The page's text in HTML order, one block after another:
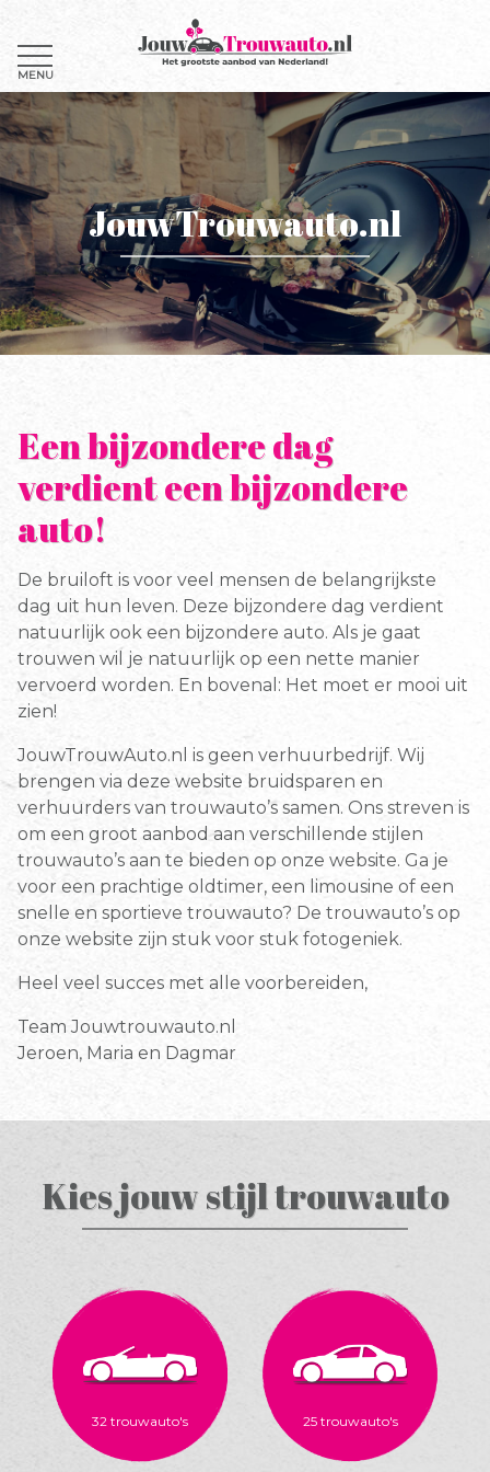
MENU
JouwTrouwauto.nl
Een bijzondere dag
verdient een bijzondere
auto!
De bruiloft is voor veel mensen de belangrijkste
dag uit hun leven. Deze bijzondere dag verdient
natuurlijk ook een bijzondere auto. Als je gaat
trouwen wil je natuurlijk op een nette manier
vervoerd worden. En bovenal: Het moet er mooi uit
zien!
JouwTrouwAuto.nl is geen verhuurbedrijf. Wij
brengen via deze website bruidsparen en
verhuurders van trouwauto’s samen. Ons streven is
om een groot aanbod aan verschillende stijlen
trouwauto’s aan te bieden op onze website. Ga je
voor een prachtige oldtimer, een limousine of een
snelle en sportieve trouwauto? De trouwauto’s op
onze website zijn stuk voor stuk fotogeniek.
Heel veel succes met alle voorbereiden,
Team Jouwtrouwauto.nl
Jeroen, Maria en Dagmar
Kies jouw stijl trouwauto
32 trouwauto's
nu bekijken 25 trouwauto's
nu bekijken